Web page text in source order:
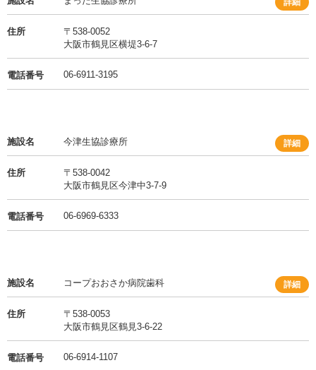
詳細
住所
〒538-0052
大阪市鶴見区横堤3-6-7
電話番号 06-6911-3195
施設名 今津生協診療所 詳細
住所
〒538-0042
大阪市鶴見区今津中3-7-9
電話番号 06-6969-6333
施設名 コープおおさか病院歯科 詳細
住所
〒538-0053
大阪市鶴見区鶴見3-6-22
電話番号 06-6914-1107